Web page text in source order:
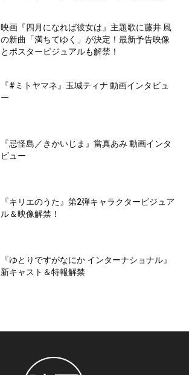
映画『四月になれば彼女は』主題歌に藤井 風
の新曲「満ちてゆく」が決定！最新予告映像
とポスタービジュアルも解禁！
『#ミトヤマネ』玉城ティナ 動画インタビュ
ー
『忌怪島／きかいじま』當真あみ 動画インタ
ビュー
『キリエのうた』第2弾キャラクタービジュア
ル＆映像解禁！
『ゆとりですがなにか インターナショナル』
新キャスト＆特報解禁